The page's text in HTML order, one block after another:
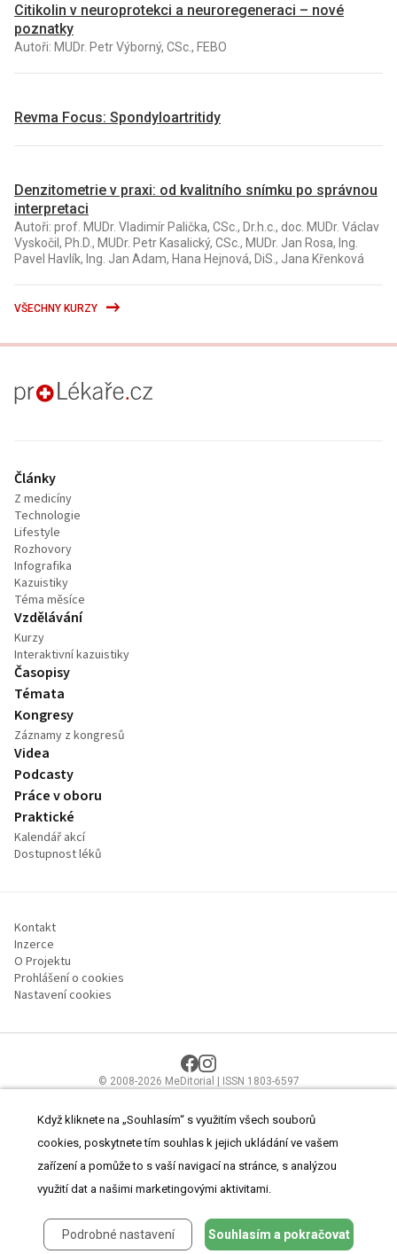
Citikolin v neuroprotekci a neuroregeneraci – nové
poznatky
Autoři: MUDr. Petr Výborný, CSc., FEBO
Revma Focus: Spondyloartritidy
Denzitometrie v praxi: od kvalitního snímku po správnou
interpretaci
Autoři: prof. MUDr. Vladimír Palička, CSc., Dr.h.c., doc. MUDr. Václav
Vyskočil, Ph.D., MUDr. Petr Kasalický, CSc., MUDr. Jan Rosa, Ing.
Pavel Havlík, Ing. Jan Adam, Hana Hejnová, DiS., Jana Křenková
VŠECHNY KURZY
proLékaře.cz
Články
Z medicíny
Technologie
Lifestyle
Rozhovory
Infografika
Kazuistiky
Téma měsíce
Vzdělávání
Kurzy
Interaktivní kazuistiky
Časopisy
Témata
Kongresy
Záznamy z kongresů
Videa
Podcasty
Práce v oboru
Praktické
Kalendář akcí
Dostupnost léků
Kontakt
Inzerce
O Projektu
Prohlášení o cookies
Nastavení cookies
© 2008-2026 MeDitorial | ISSN 1803-6597
zdravotnictví.Čtěte prohlášeníaZásady zpracování osobních údajů
Když kliknete na „Souhlasím“ s využitím všech souborů
cookies, poskytnete tím souhlas k jejich ukládání ve vašem
zařízení a pomůže to s vaší navigací na stránce, s analýzou
využití dat a našimi marketingovými aktivitami.
Podrobné nastavení Souhlasím a pokračovat